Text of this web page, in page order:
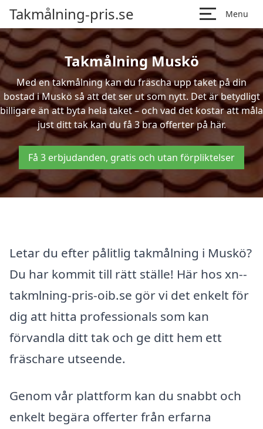
Takmålning-pris.se Menu
Takmålning Muskö
Med en takmålning kan du fräscha upp taket på din
bostad i Muskö så att det ser ut som nytt. Det är betydligt
billigare än att byta hela taket – och vad det kostar att måla
just ditt tak kan du få 3 bra offerter på här.
Få 3 erbjudanden, gratis och utan förpliktelser
Letar du efter pålitlig takmålning i Muskö?
Du har kommit till rätt ställe! Här hos xn--
takmlning-pris-oib.se gör vi det enkelt för
dig att hitta professionals som kan
förvandla ditt tak och ge ditt hem ett
fräschare utseende.
Genom vår plattform kan du snabbt och
enkelt begära offerter från erfarna